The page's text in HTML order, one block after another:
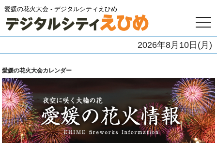
愛媛の花火大会 - デジタルシティえひめ
2026年8月10日(月)
愛媛の花火大会カレンダー